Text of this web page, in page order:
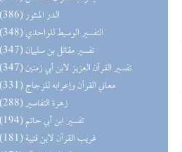
(386) الدر المنثور
(348) التفسير الوسيط للواحدي
(347) تفسير مقاتل بن سليمان
(347) تفسير القرآن العزيز لابن أبي زمنين
(331) معاني القرآن وإعرابه للزجاج
(288) زهرة التفاسير
(194) تفسير ابن أبي حاتم
(181) غريب القرآن لابن قتيبة